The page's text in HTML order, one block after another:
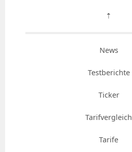
⇡
News
Testberichte
Ticker
Tarifvergleich
Tarife